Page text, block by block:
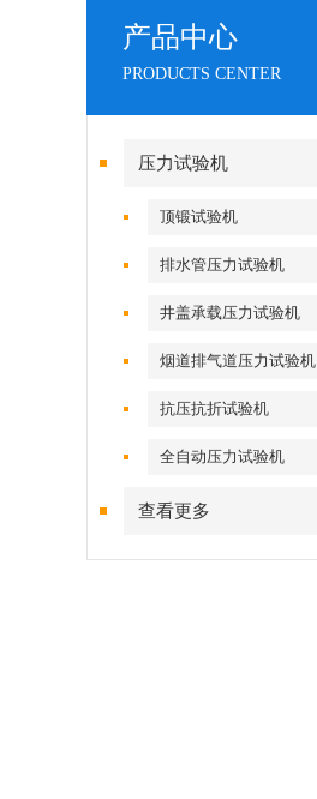
产品中心
PRODUCTS CENTER
压力试验机
顶锻试验机
排水管压力试验机
井盖承载压力试验机
烟道排气道压力试验机
抗压抗折试验机
全自动压力试验机
查看更多